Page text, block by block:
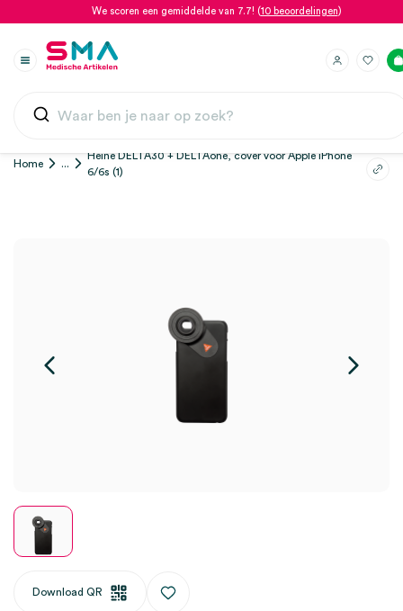
We scoren een gemiddelde van 7.7! (10 beoordelingen)
Home ...
Heine DELTA30 + DELTAone, cover voor Apple iPhone
6/6s (1)
Download QR